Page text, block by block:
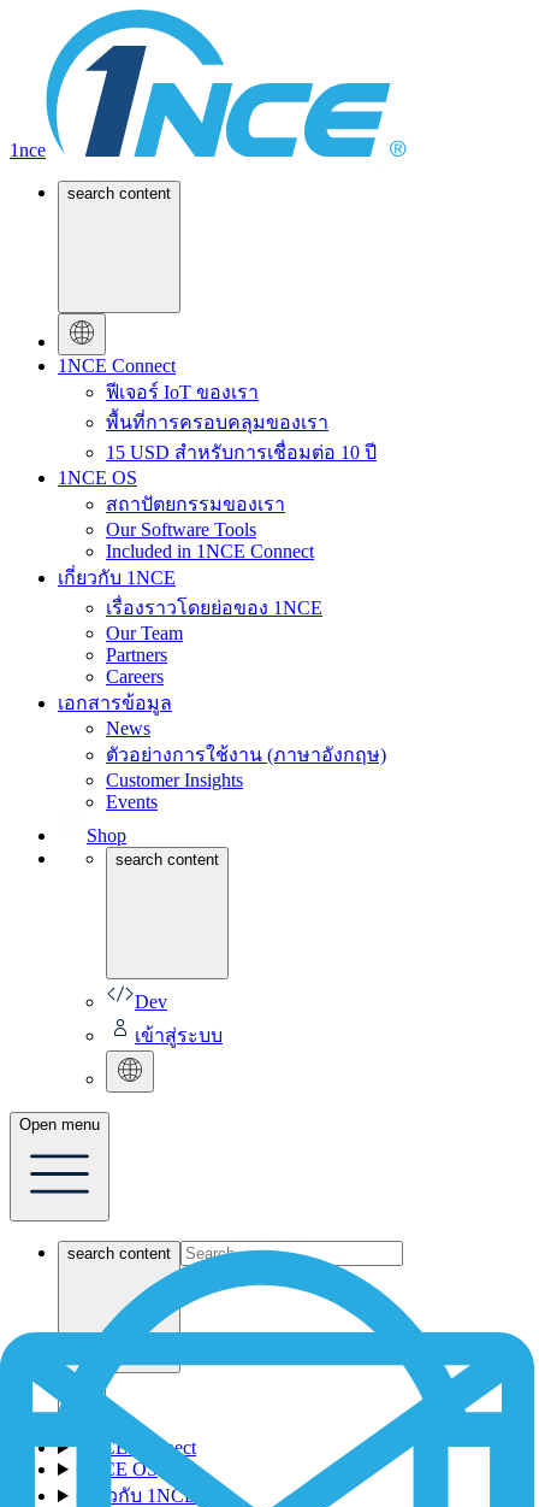
1nce
search content
1NCE Connect
ฟีเจอร์ IoT ของเรา
พื้นที่การครอบคลุมของเรา
15 USD สำหรับการเชื่อมต่อ 10 ปี
1NCE OS
สถาปัตยกรรมของเรา
Our Software Tools
Included in 1NCE Connect
เกี่ยวกับ 1NCE
เรื่องราวโดยย่อของ 1NCE
Our Team
Partners
Careers
เอกสารข้อมูล
News
ตัวอย่างการใช้งาน (ภาษาอังกฤษ)
Customer Insights
Events
Shop
search content
Dev
เข้าสู่ระบบ
Open menu
search content
1NCE Connect
1NCE OS
เกี่ยวกับ 1NCE